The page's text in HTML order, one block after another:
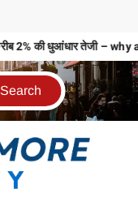
करीब 2% की धुआंधार